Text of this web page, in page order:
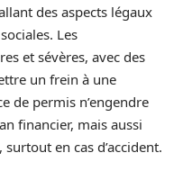
des aspects légaux
Les
et sévères, avec des
un frein à une
de permis n’engendre
financier, mais aussi
en cas d’accident.